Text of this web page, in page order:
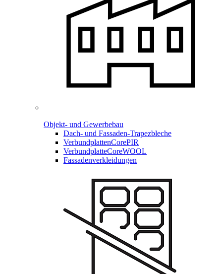
Objekt- und Gewerbebau
Dach- und Fassaden-Trapezbleche
VerbundplattenCorePIR
VerbundplatteCoreWOOL
Fassadenverkleidungen